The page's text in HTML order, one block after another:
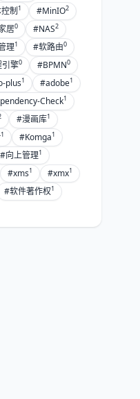
制1 #MinIO2
居0 #NAS2
理1 #软路由0
擎0 #BPMN0
plus1 #adobe1
Check1
#漫画库1
1 #Komga1
#向上管理1
#xms1 #xmx1
#软件著作权1